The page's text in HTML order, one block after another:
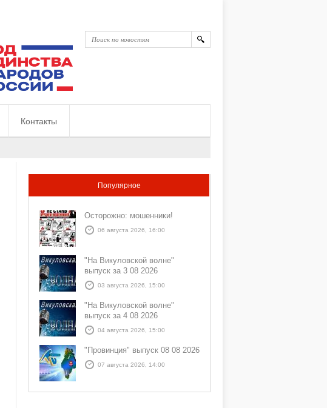
Контакты
Популярное
Осторожно: мошенники!
06 августа 2026, 16:00
"На Викуловской волне"
выпуск за 3 08 2026
03 августа 2026, 15:00
"На Викуловской волне"
выпуск за 4 08 2026
04 августа 2026, 15:00
"Провинция" выпуск 08 08 2026
07 августа 2026, 14:00